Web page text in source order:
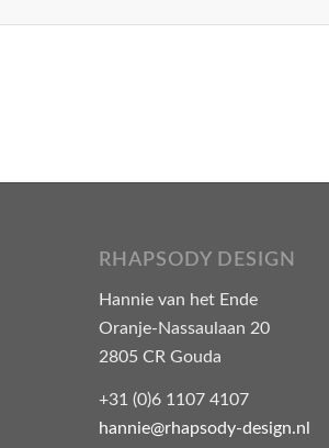
RHAPSODY DESIGN
Hannie van het Ende
Oranje-Nassaulaan 20
2805 CR Gouda
+31 (0)6 1107 4107
hannie@rhapsody-design.nl